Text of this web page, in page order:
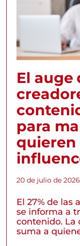
El auge
para
quieren
20 de julio de 2026
El 27% de las
se informa a
contenido. La
suma a